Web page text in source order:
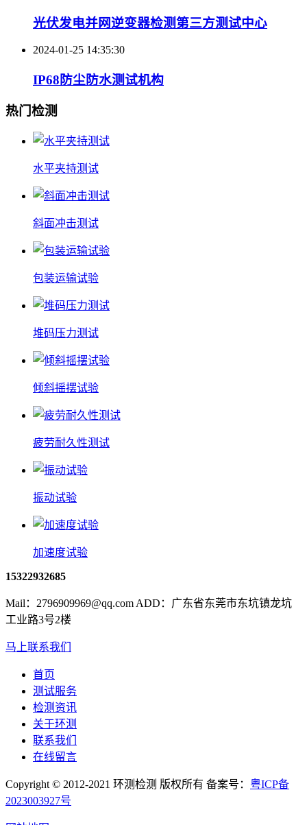
光伏发电并网逆变器检测第三方测试中心
2024-01-25 14:35:30
IP68防尘防水测试机构
热门检测
水平夹持测试
斜面冲击测试
包装运输试验
堆码压力测试
倾斜摇摆试验
疲劳耐久性测试
振动试验
加速度试验
15322932685
Mail：2796909969@qq.com ADD：广东省东莞市东坑镇龙坑
工业路3号2楼
马上联系我们
首页
测试服务
检测资讯
关于环测
联系我们
在线留言
Copyright © 2012-2021 环测检测 版权所有 备案号： 粤ICP备
2023003927号